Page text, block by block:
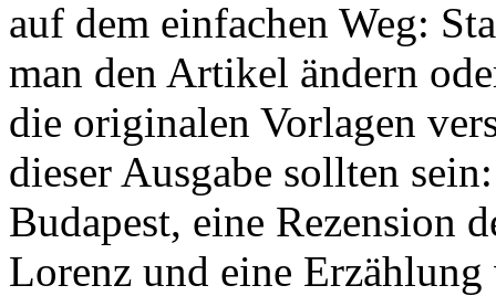
auf dem einfachen Weg:
man den Artikel ändern
die originalen Vorlagen
dieser Ausgabe sollten
Budapest, eine Rezension
Lorenz und eine